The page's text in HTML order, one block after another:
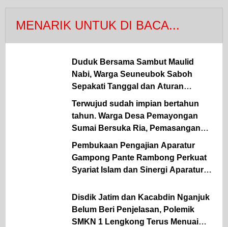
MENARIK UNTUK DI BACA...
Duduk Bersama Sambut Maulid
Nabi, Warga Seuneubok Saboh
Sepakati Tanggal dan Aturan
Terwujud sudah impian bertahun
tahun. Warga Desa Pemayongan
Sumai Bersuka Ria, Pemasangan
kWh Listrik PLN Mulai Terealisasi
Pembukaan Pengajian Aparatur
Gampong Pante Rambong Perkuat
Syariat Islam dan Sinergi Aparatur
Disdik Jatim dan Kacabdin Nganjuk
Belum Beri Penjelasan, Polemik
SMKN 1 Lengkong Terus Menuai